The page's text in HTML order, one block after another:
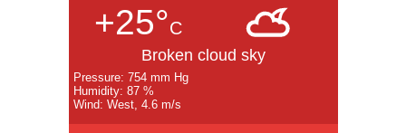
+25°C
Broken cloud sky
Pressure: 754 mm Hg
Humidity: 87 %
Wind: West, 4.6 m/s